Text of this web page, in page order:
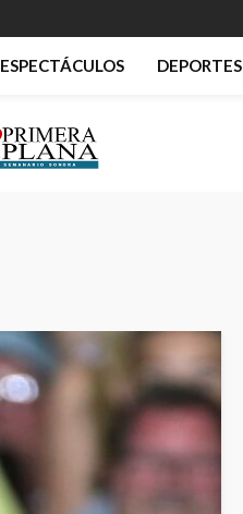
ESPECTÁCULOS DEPORTES